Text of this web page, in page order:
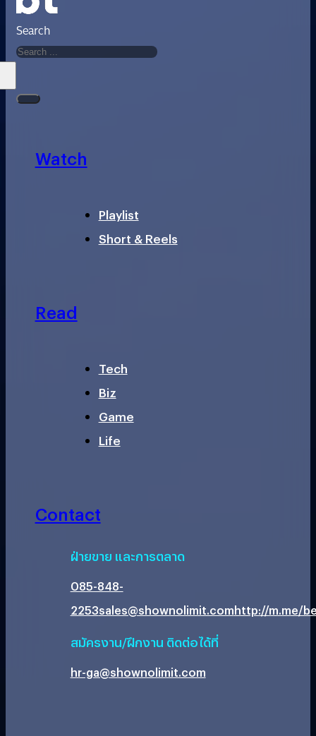
Search
Watch
Playlist
Short & Reels
Read
Tech
Biz
Game
Life
Contact
ฝ่ายขาย และการตลาด
085-848-
2253sales@shownolimit.comhttp://m.me/
สมัครงาน/ฝึกงาน ติดต่อได้ที่
hr-ga@shownolimit.com